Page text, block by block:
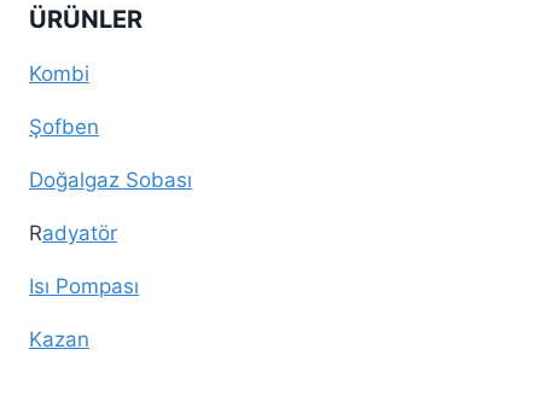
ÜRÜNLER
Kombi
Şofben
Doğalgaz Sobası
Radyatör
Isı Pompası
Kazan